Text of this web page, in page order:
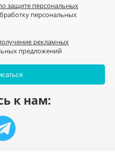
защите персональных
персональных
рекламных
предложений
к нам: